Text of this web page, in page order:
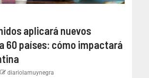
aplicará nuevos
60 países: cómo impactará
diariolamuynegra